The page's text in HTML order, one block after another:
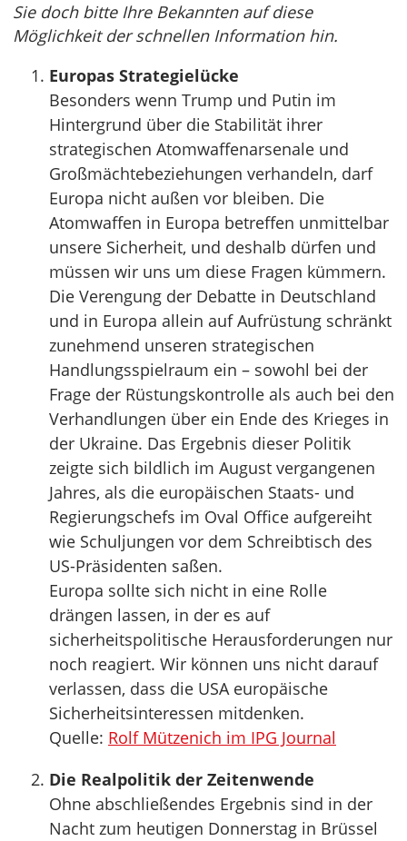
Sie doch bitte Ihre Bekannten auf diese
Möglichkeit der schnellen Information hin.
Europas Strategielücke
Besonders wenn Trump und Putin im
Hintergrund über die Stabilität ihrer
strategischen Atomwaffenarsenale und
Großmächtebeziehungen verhandeln, darf
Europa nicht außen vor bleiben. Die
Atomwaffen in Europa betreffen unmittelbar
unsere Sicherheit, und deshalb dürfen und
müssen wir uns um diese Fragen kümmern.
Die Verengung der Debatte in Deutschland
und in Europa allein auf Aufrüstung schränkt
zunehmend unseren strategischen
Handlungsspielraum ein – sowohl bei der
Frage der Rüstungskontrolle als auch bei den
Verhandlungen über ein Ende des Krieges in
der Ukraine. Das Ergebnis dieser Politik
zeigte sich bildlich im August vergangenen
Jahres, als die europäischen Staats- und
Regierungschefs im Oval Office aufgereiht
wie Schuljungen vor dem Schreibtisch des
US-Präsidenten saßen.
Europa sollte sich nicht in eine Rolle
drängen lassen, in der es auf
sicherheitspolitische Herausforderungen nur
noch reagiert. Wir können uns nicht darauf
verlassen, dass die USA europäische
Sicherheitsinteressen mitdenken.
Quelle: Rolf Mützenich im IPG Journal
Die Realpolitik der Zeitenwende
Ohne abschließendes Ergebnis sind in der
Nacht zum heutigen Donnerstag in Brüssel